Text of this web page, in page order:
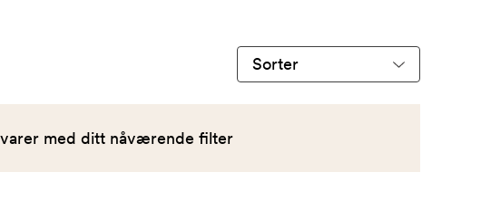
Sorter
produkter
etter
med ditt nåværende filter